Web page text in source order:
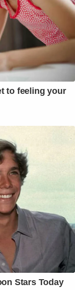
to feeling your
Stars Today